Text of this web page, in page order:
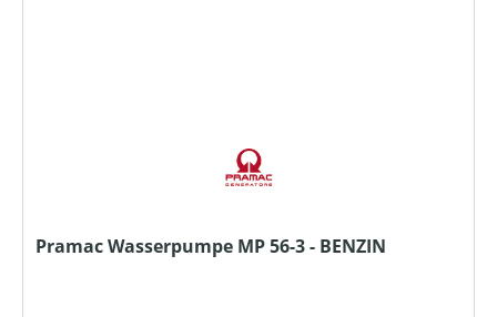
Pramac Wasserpumpe MP 56-3 - BENZIN